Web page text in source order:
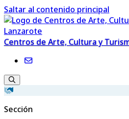
Saltar al contenido principal
Centros de Arte, Cultura y
Sección